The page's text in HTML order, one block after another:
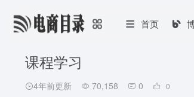
首页
课程学习
4年前更新 70,158 0 0